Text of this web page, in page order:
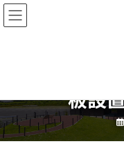
コ
ン
キ
ッ
プ
ナ
ビ
に
移
動
板設